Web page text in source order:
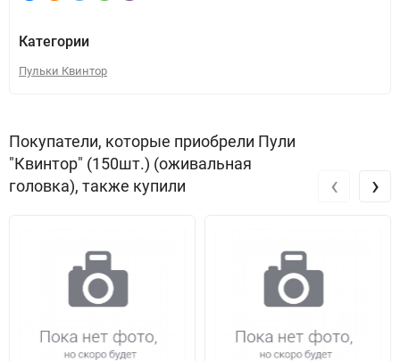
Категории
Пульки Квинтор
Покупатели, которые приобрели Пули
"Квинтор" (150шт.) (оживальная
головка), также купили
‹ ›